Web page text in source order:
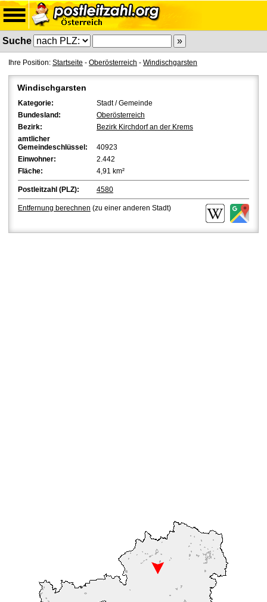
Suche
Ihre Position: Startseite - Oberösterreich - Windischgarsten
Windischgarsten
Kategorie:
Stadt / Gemeinde
Bundesland:
Oberösterreich
Bezirk:
Bezirk Kirchdorf an der Krems
amtlicher
Gemeindeschlüssel:
40923
Einwohner:
2.442
Fläche:
4,91 km²
Postleitzahl (PLZ): 4580
Entfernung berechnen (zu einer anderen Stadt)